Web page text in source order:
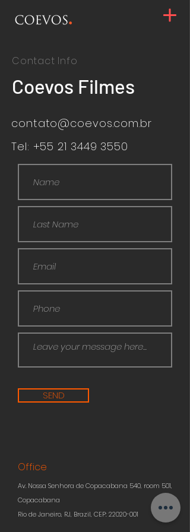
Contact Info
Coevos Filmes
contato@coevos.com.br
Tel: +55 21 3449 3550
SEND
Office
Av. Nossa Senhora de Copacabana 540, room 501,
Copacabana
Rio de Janeiro, RJ, Brazil, CEP:22020-001